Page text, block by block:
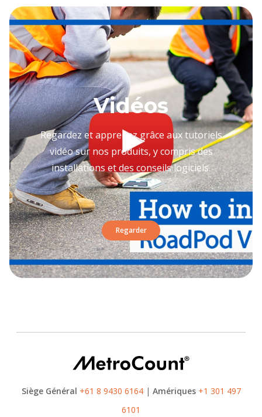
Vidéos
Regardez et apprenez grâce aux tutoriels
vidéo sur nos produits, y compris des
installations et des conseils logiciels.
Regarder
Siège Général +61 8 9430 6164| Amériques +1 301 497
6101